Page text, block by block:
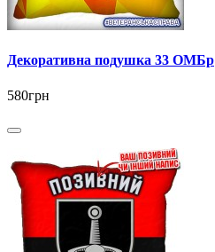
Декоративна подушка 33 ОМБр
580грн